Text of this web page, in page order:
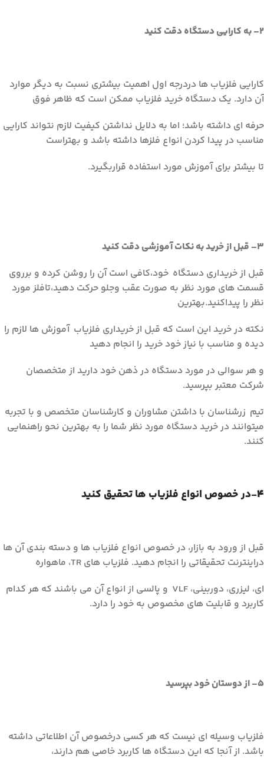
2
–به کارايي دستگاه دقت کنيد
کارايي فلزياب ها دردرجه اول اهميت بيشتري نسبت به ديگر موارد
آن دارد. يک دستگاه خرید فلزياب ممکن است که ظاهر فوق
حرفه اي داشته باشد؛ اما به دلايل نداشتن کيفيت لازم نتواند کارايي
مناسب در پيدا کردن انواع فلزها داشته باشد و بهتراست
تا بيشتر براي آموزش مورد استفاده قراربگيرد.
3
– قبل از خريد به نکات آموزشي دقت کنيد
قبل از خریداری دستگاه خود،کافی است آن را روشن کرده و برروی
قسمت های مورد نظر به صورت عقب وجلو حرکت دهید،تافلز مورد
نظر را پیداکنید.بهترین
نکته در خرید این است که قبل از خریداری فلزیاب آموزش ها لازم را
دیده و مناسب با نیاز خود خرید را انجام دهید
و هر سوالی در مورد دستگاه در ذهن خود دارید از متخصصان
شرکت معتبر بپرسید.
تیم زرشناسان با داشتن مشاوران و کارشناسان متخصص و با تجربه
میتوانند در خرید دستگاه مورد نظر شما را به بهترین نحو راهنمایی
کنند.
4-در خصوص انواع فلزياب ها تحقيق کنيد
قبل از ورود به بازار، در خصوص انواع فلزياب ها و دسته بندي آن ها
دراينترنت تحقيقاتي را انجام دهيد. فلزياب هاي TR، ماهواره
اي، ليزري، دوربيني، VLF و پالسي از انواع آن مي باشند که هر کدام
کاربرد و قابليت هاي مخصوص به خود را دارد.
5
–از دوستان خود بپرسيد
فلزیاب وسيله اي نيست که هر کسي درخصوص آن اطلاعاتي داشته
باشد. از آنجا که اين دستگاه ها کاربرد خاصي هم دارند،